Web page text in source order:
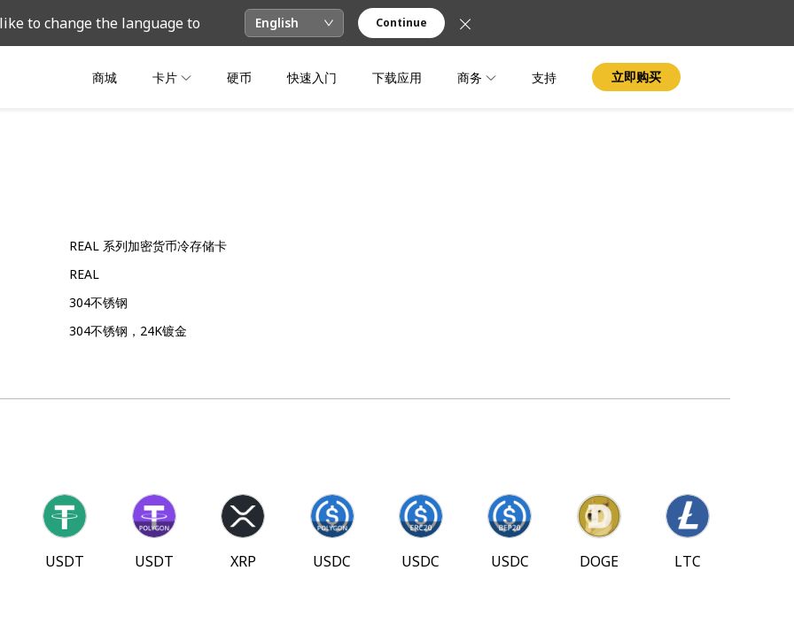
to change the language to English Continue
商城 卡片 硬币 快速入门 下载应用 商务 支持 立即购买
REAL 系列加密货币冷存储卡
REAL
304不锈钢
304不锈钢，24K镀金
USDT USDT XRP USDC USDC USDC DOGE LTC